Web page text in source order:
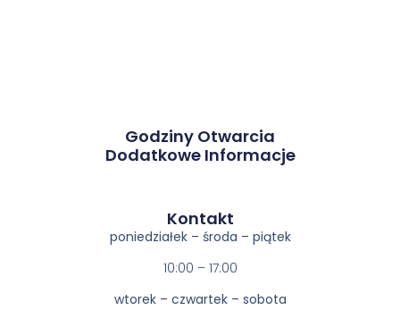
Godziny Otwarcia
Dodatkowe Informacje
Kontakt​
poniedziałek – środa – piątek
10:00 – 17:00
wtorek – czwartek – sobota